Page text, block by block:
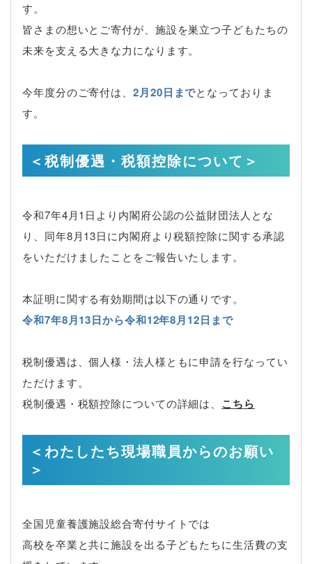
す。
皆さまの想いとご寄付が、施設を巣立つ子どもたちの
未来を支える大きな力になります。
今年度分のご寄付は、 2月20日までとなっておりま
す。
＜税制優遇・税額控除について＞
令和7年4月1日より内閣府公認の公益財団法人とな
り、同年8月13日に内閣府より税額控除に関する承認
をいただけましたことをご報告いたします。
本証明に関する有効期間は以下の通りです。
令和7年8月13日から令和12年8月12日まで
税制優遇は、個人様・法人様ともに申請を行なってい
ただけます。
税制優遇・税額控除についての詳細は、 こちら
＜わたしたち現場職員からのお願い
＞
全国児童養護施設総合寄付サイトでは
高校を卒業と共に施設を出る子どもたちに生活費の支